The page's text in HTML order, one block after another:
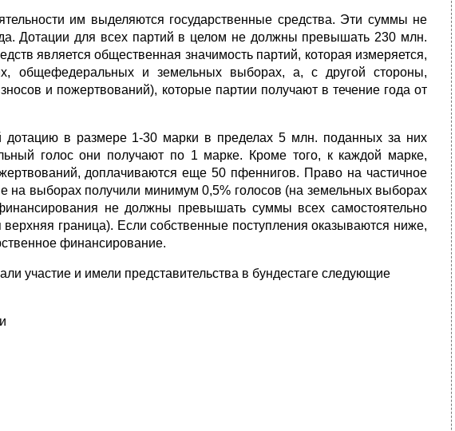
им выделяют­ся государственные средства. Эти суммы не
Дотации для всех партий в целом не должны превышать 230 млн.
является общественная значимость партий, которая измеряется,
общефедеральных и земельных выборах, а, с дру­гой стороны,
и по­жертвований), которые партии получают в течение года от
в размере 1-30 марки в пределах 5 млн. поданных за них
голос они получают по 1 марке. Кроме того, к каждой марке,
доп­лачиваются еще 50 пфеннигов. Право на частичное
на выборах получили минимум 0,5% голосов (на земельных выборах
не должны превышать суммы всех самостоятельно
граница). Если собственные поступления ока­зываются ниже,
финансирование.
участие и имели представительства в бундестаге следующие